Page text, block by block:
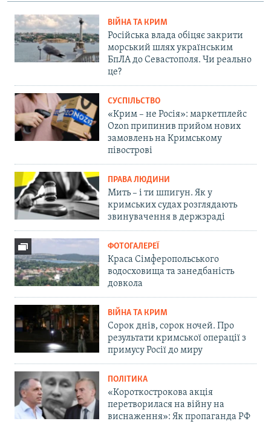
ВІЙНА ТА КРИМ
Російська влада обіцяє закрити
морський шлях українським
БпЛА до Севастополя. Чи реально
це?
СУСПІЛЬСТВО
«Крим – не Росія»: маркетплейс
Ozon припинив прийом нових
замовлень на Кримському
півострові
ПРАВА ЛЮДИНИ
Мить – і ти шпигун. Як у
кримських судах розглядають
звинувачення в держзраді
ФОТОГАЛЕРЕЇ
Краса Сімферопольського
водосховища та занедбаність
довкола
ВІЙНА ТА КРИМ
Сорок днів, сорок ночей. Про
результати кримської операції з
примусу Росії до миру
ПОЛІТИКА
«Короткострокова акція
перетворилася на війну на
виснаження»: Як пропаганда РФ